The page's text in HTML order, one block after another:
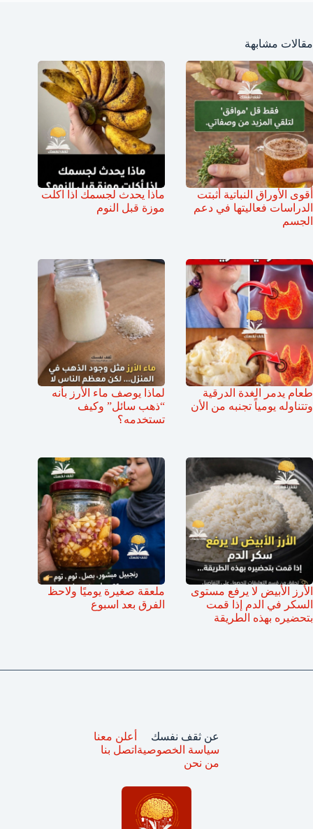
مقالات مشابهة
أقوى الأوراق النباتية أثبتت
الدراسات فعاليتها في دعم
الجسم
ماذا يحدث لجسمك اذا اكلت
موزة قبل النوم
طعام يدمر الغدة الدرقية
وتتناوله يومياً تجنبه من الأن
لماذا يوصف ماء الأرز بأنه
“ذهب سائل” وكيف
تستخدمه؟
الأرز الأبيض لا يرفع مستوى
السكر في الدم إذا قمت
بتحضيره بهذه الطريقة
ملعقة صغيرة يوميًا ولاحظ
الفرق بعد اسبوع
عن ثقف نفسك
سياسة الخصوصية
من نحن
أعلن معنا
اتصل بنا